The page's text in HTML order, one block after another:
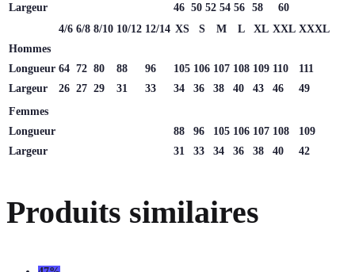
Largeur
46 50 52 54 56 58
60
4/6 6/8 8/10 10/12 12/14 XS S M L XL XXL XXXL
Hommes
Longueur 64 72 80 88 96 105 106 107 108 109 110
111
Largeur
26 27 29 31 33 34 36 38 40 43 46
49
Femmes
Longueur
88 96 105 106 107 108
109
Largeur
31 33 34 36 38 40 42
Produits similaires